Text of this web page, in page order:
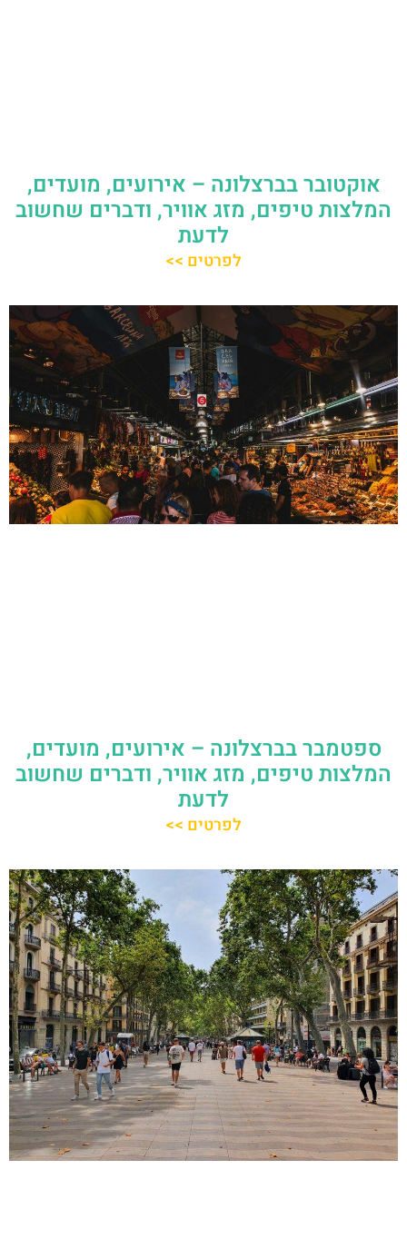
אוקטובר בברצלונה – אירועים, מועדים,
המלצות טיפים, מזג אוויר, ודברים שחשוב
לדעת
לפרטים >>
ספטמבר בברצלונה – אירועים, מועדים,
המלצות טיפים, מזג אוויר, ודברים שחשוב
לדעת
לפרטים >>